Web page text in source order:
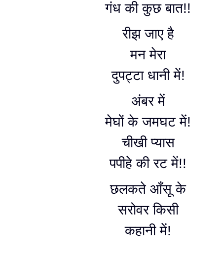
गंध की कुछ बात!!
रीझ जाए है
मन मेरा
दुपट्टा धानी में!
अंबर में
मेघों के जमघट में!
चीखी प्यास
पपीहे की रट में!!
छलकते आँसू के
सरोवर किसी
कहानी में!